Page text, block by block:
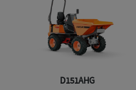
D151AHG